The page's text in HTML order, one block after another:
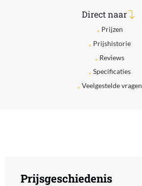
Direct naar
Prijzen
Prijshistorie
Reviews
Specificaties
Veelgestelde vragen
Prijsgeschiedenis